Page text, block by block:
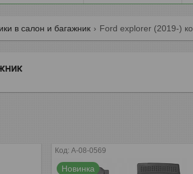
в салон и багажник Ford explorer (2019-)
A-08-0569
Новинка